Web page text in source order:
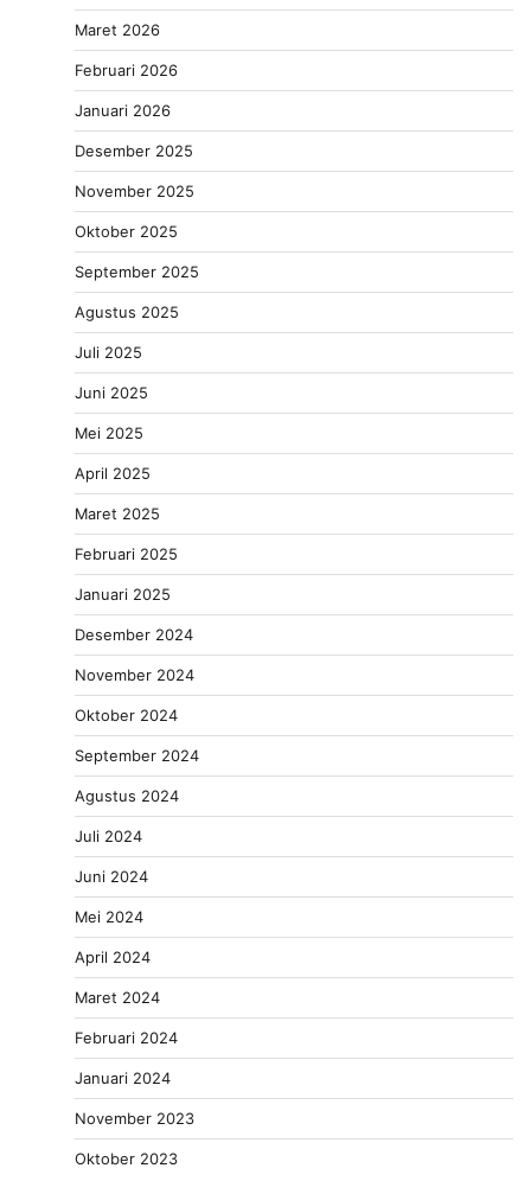
Maret 2026
Februari 2026
Januari 2026
Desember 2025
November 2025
Oktober 2025
September 2025
Agustus 2025
Juli 2025
Juni 2025
Mei 2025
April 2025
Maret 2025
Februari 2025
Januari 2025
Desember 2024
November 2024
Oktober 2024
September 2024
Agustus 2024
Juli 2024
Juni 2024
Mei 2024
April 2024
Maret 2024
Februari 2024
Januari 2024
November 2023
Oktober 2023